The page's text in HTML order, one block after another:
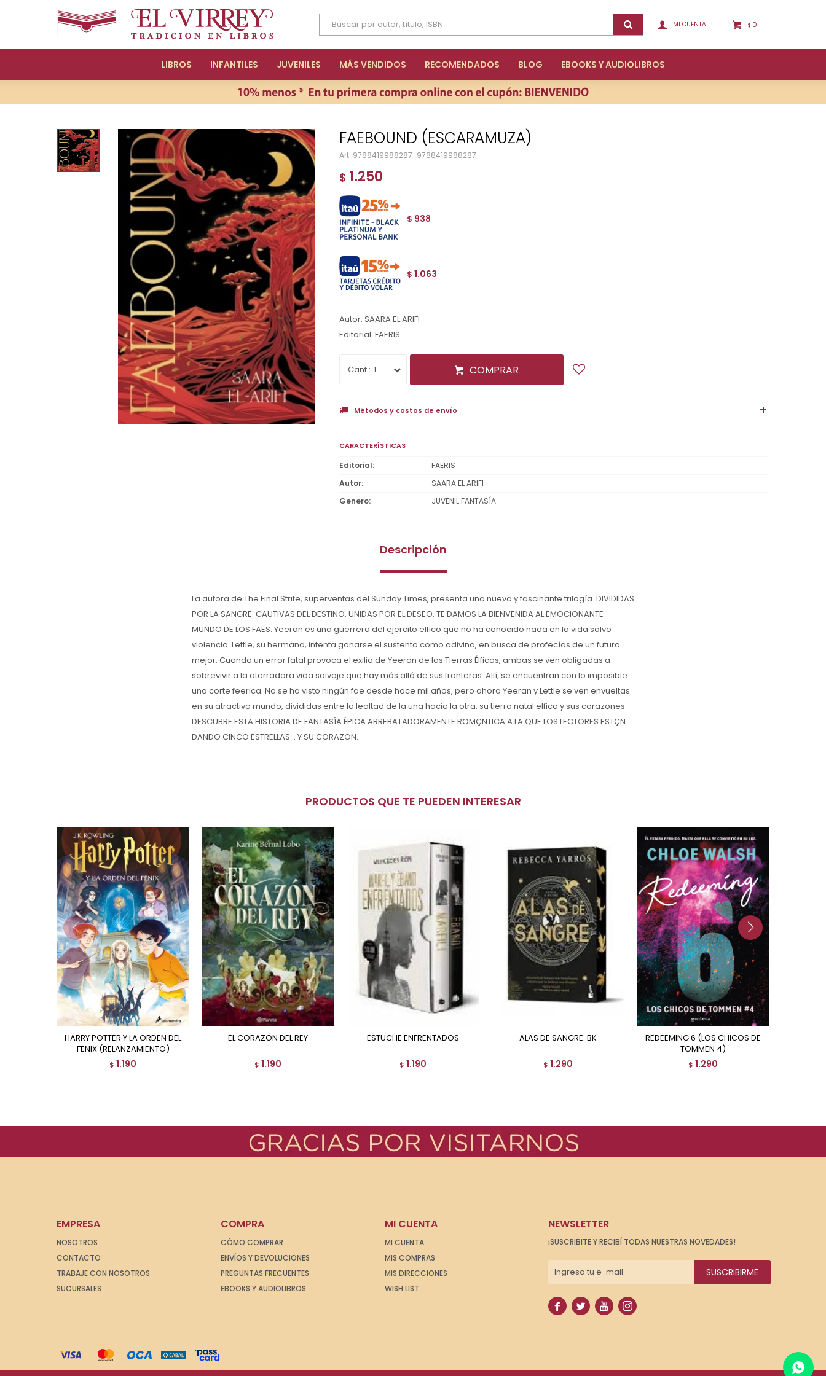
LIBROS INFANTILES JUVENILES MÁS VENDIDOS RECOMENDADOS BLOG EBOOKS Y AUDIOLIBROS
$ 0
FAEBOUND (ESCARAMUZA)
9788419988287-9788419988287
$ 1.250
$ 938
$ 1.063
Autor: SAARA EL ARIFI
Editorial: FAERIS
1 COMPRAR
Métodos y costos de envío
CARACTERÍSTICAS
Editorial
FAERIS
Autor
SAARA EL ARIFI
Genero
JUVENIL FANTASÍA
Descripción
La autora de The Final Strife, superventas del Sunday Times, presenta una nueva y fascinante trilogía. DIVIDIDAS
POR LA SANGRE. CAUTIVAS DEL DESTINO. UNIDAS POR EL DESEO. TE DAMOS LA BIENVENIDA AL EMOCIONANTE
MUNDO DE LOS FAES. Yeeran es una guerrera del ejercito elfico que no ha conocido nada en la vida salvo
violencia. Lettle, su hermana, intenta ganarse el sustento como adivina, en busca de profecías de un futuro
mejor. Cuando un error fatal provoca el exilio de Yeeran de las Tierras Élficas, ambas se ven obligadas a
sobrevivir a la aterradora vida salvaje que hay más allá de sus fronteras. Allí, se encuentran con lo imposible:
una corte feerica. No se ha visto ningún fae desde hace mil años, pero ahora Yeeran y Lettle se ven envueltas
en su atractivo mundo, divididas entre la lealtad de la una hacia la otra, su tierra natal elfica y sus corazones.
DESCUBRE ESTA HISTORIA DE FANTASÍA ÉPICA ARREBATADORAMENTE ROMÇNTICA A LA QUE LOS LECTORES ESTÇN
DANDO CINCO ESTRELLAS... Y SU CORAZÓN.
PRODUCTOS QUE TE PUEDEN INTERESAR
HARRY POTTER Y LA ORDEN DEL
FENIX (RELANZAMIENTO)
$ 1.190
EL CORAZON DEL REY
$ 1.190
ESTUCHE ENFRENTADOS
$ 1.190
ALAS DE SANGRE. BK
$ 1.290
REDEEMING 6 (LOS CHICOS DE
TOMMEN 4)
$ 1.290
EMPRESA
NOSOTROS
CONTACTO
TRABAJE CON NOSOTROS
SUCURSALES
COMPRA
CÓMO COMPRAR
ENVÍOS Y DEVOLUCIONES
PREGUNTAS FRECUENTES
EBOOKS Y AUDIOLIBROS
MI CUENTA
MI CUENTA
MIS COMPRAS
MIS DIRECCIONES
WISH LIST
NEWSLETTER
¡SUSCRIBITE Y RECIBÍ TODAS NUESTRAS NOVEDADES!
SUSCRIBIRME
   